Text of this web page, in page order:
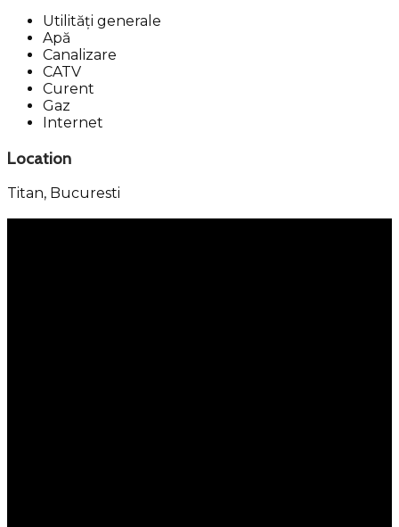
Utilități generale
Apă
Canalizare
CATV
Curent
Gaz
Internet
Location
Titan, Bucuresti